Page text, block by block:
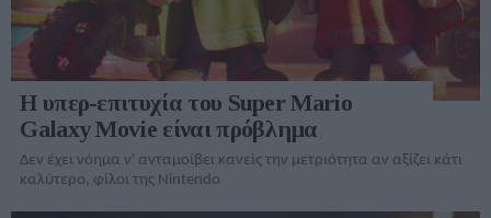
Η υπερ-επιτυχία του Super Mario
Galaxy Movie είναι πρόβλημα
Δεν έχει νόημα ν' ανταμοίβει κανείς την μετριότητα αν αξίζει κάτι
καλύτερο, φίλοι της Nintendo